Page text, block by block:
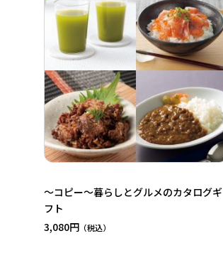
～コピー～暮らしとグルメのカタログギ
フト
3,080円